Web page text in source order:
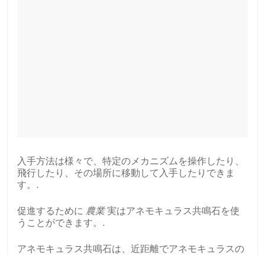
入手方法は様々で、特定のメカニズムを操作したり、
飛行したり、その場所に移動して入手したりできま
す。.
促進するために 農業実はアネモキュラス共鳴石を使
うことができます。.
アネモキュラス共鳴石は、近距離でアネモキュラスの